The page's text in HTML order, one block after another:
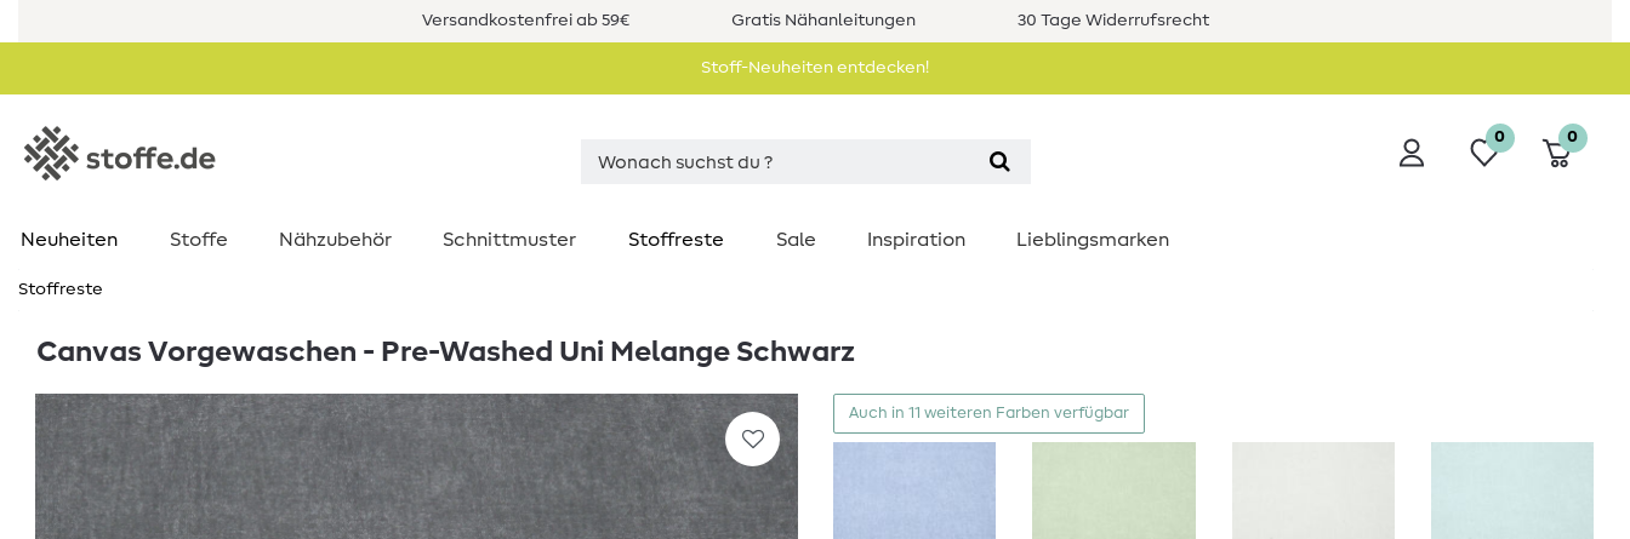
Versandkostenfrei ab 59€ Gratis Nähanleitungen 30 Tage Widerrufsrecht
Stoff-Neuheiten entdecken!
0 0
Neuheiten Stoffe Nähzubehör Schnittmuster Stoffreste Sale Inspiration Lieblingsmarken
Stoffreste
Canvas Vorgewaschen - Pre-Washed Uni Melange Schwarz
Auch in 11 weiteren Farben verfügbar